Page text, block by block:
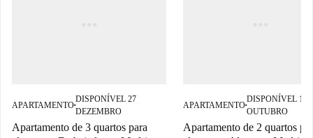
APARTAMENTO■
DISPONÍVEL 27
DEZEMBRO
Apartamento de 3 quartos para
APARTAMENTO■
DISPONÍVEL 11
OUTUBRO
Apartamento de 2 quartos